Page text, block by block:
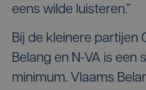
eens wilde luisteren.”
Bij de kleinere partijen
Belang en N-VA is een
minimum. Vlaams